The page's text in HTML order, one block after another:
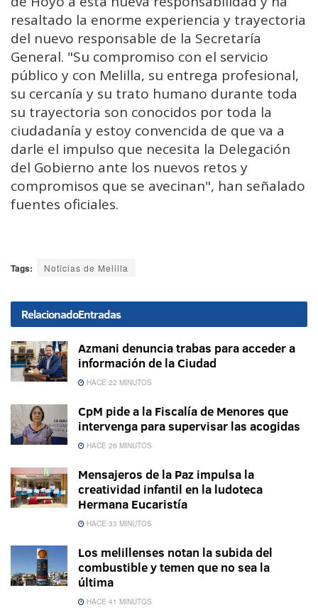
resaltado la enorme experiencia y trayectoria
del nuevo responsable de la Secretaría
General. "Su compromiso con el servicio
público y con Melilla, su entrega profesional,
su cercanía y su trato humano durante toda
su trayectoria son conocidos por toda la
ciudadanía y estoy convencida de que va a
darle el impulso que necesita la Delegación
del Gobierno ante los nuevos retos y
compromisos que se avecinan", han señalado
fuentes oficiales.
Tags: Noticias de Melilla
RelacionadoEntradas
Azmani denuncia trabas para acceder a
información de la Ciudad
HACE 22 MINUTOS
CpM pide a la Fiscalía de Menores que
intervenga para supervisar las acogidas
HACE 26 MINUTOS
Mensajeros de la Paz impulsa la
creatividad infantil en la ludoteca
Hermana Eucaristía
HACE 33 MINUTOS
Los melillenses notan la subida del
combustible y temen que no sea la
última
HACE 41 MINUTOS